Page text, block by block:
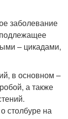
заболевание
– цикадами,
в основном –
а также
столбуре на